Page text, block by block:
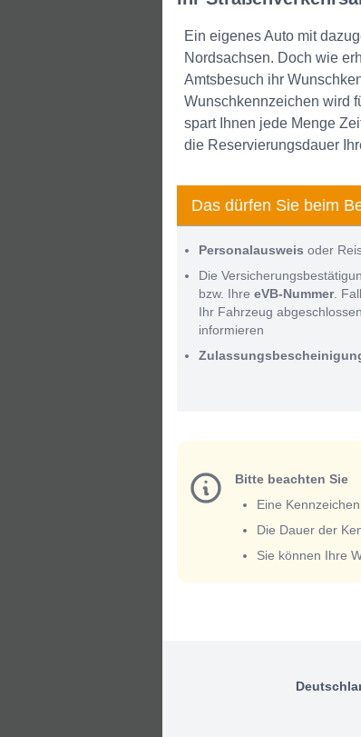
Ein eigenes Auto mit
Nordsachsen. Doch wie
Amtsbesuch ihr
Wunschkennzeichen wird
spart Ihnen jede Menge
die Reservierungsdauer
Das dürfen Sie beim
Personalausweis oder
Die
bzw. Ihre eVB-Nummer.
Ihr Fahrzeug
informieren
Bitte beachten Sie
Eine
Die Dauer der
Sie können Ihre